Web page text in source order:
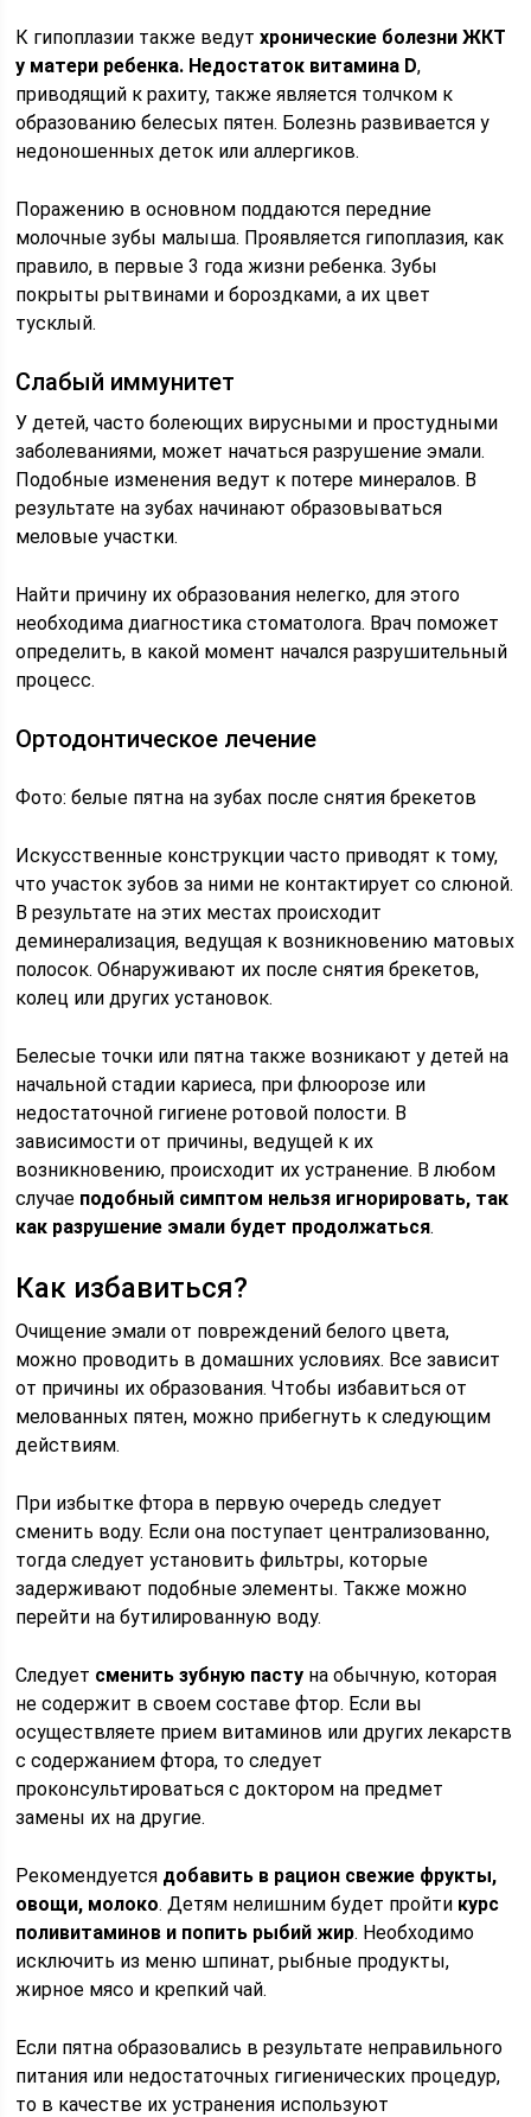
К гипоплазии также ведутхронические болезни ЖКТ
у матери ребенка. Недостаток витамина D,
приводящий к рахиту, также является толчком к
образованию белесых пятен. Болезнь развивается у
недоношенных деток или аллергиков.
Поражению в основном поддаются передние
молочные зубы малыша. Проявляется гипоплазия, как
правило, в первые 3 года жизни ребенка. Зубы
покрыты рытвинами и бороздками, а их цвет
тусклый.
Слабый иммунитет
У детей, часто болеющих вирусными и простудными
заболеваниями, может начаться разрушение эмали.
Подобные изменения ведут к потере минералов. В
результате на зубах начинают образовываться
меловые участки.
Найти причину их образования нелегко, для этого
необходима диагностика стоматолога. Врач поможет
определить, в какой момент начался разрушительный
процесс.
Ортодонтическое лечение
Фото: белые пятна на зубах после снятия брекетов
Искусственные конструкции часто приводят к тому,
что участок зубов за ними не контактирует со слюной.
В результате на этих местах происходит
деминерализация, ведущая к возникновению матовых
полосок. Обнаруживают их после снятия брекетов,
колец или других установок.
Белесые точки или пятна также возникают у детей на
начальной стадии кариеса, при флюорозе или
недостаточной гигиене ротовой полости. В
зависимости от причины, ведущей к их
возникновению, происходит их устранение. В любом
случае подобный симптом нельзя игнорировать, так
как разрушение эмали будет продолжаться.
Как избавиться?
Очищение эмали от повреждений белого цвета,
можно проводить в домашних условиях. Все зависит
от причины их образования. Чтобы избавиться от
мелованных пятен, можно прибегнуть к следующим
действиям.
При избытке фтора в первую очередь следует
сменить воду. Если она поступает централизованно,
тогда следует установить фильтры, которые
задерживают подобные элементы. Также можно
перейти на бутилированную воду.
Следует сменить зубную пасту на обычную, которая
не содержит в своем составе фтор. Если вы
осуществляете прием витаминов или других лекарств
с содержанием фтора, то следует
проконсультироваться с доктором на предмет
замены их на другие.
Рекомендуется добавить в рацион свежие фрукты,
овощи, молоко. Детям нелишним будет пройти курс
поливитаминов и попить рыбий жир. Необходимо
исключить из меню шпинат, рыбные продукты,
жирное мясо и крепкий чай.
Если пятна образовались в результате неправильного
питания или недостаточных гигиенических процедур,
то в качестве их устранения используют